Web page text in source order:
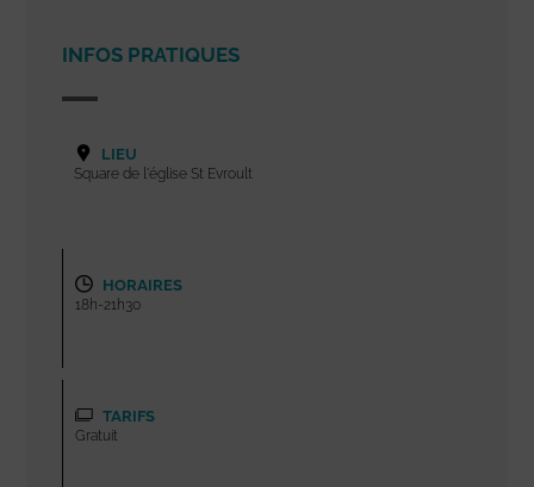
INFOS PRATIQUES
LIEU
Square de l'église St Evroult
HORAIRES
18h-21h30
TARIFS
Gratuit